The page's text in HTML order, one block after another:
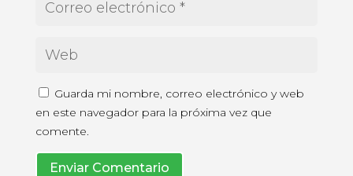
Guarda mi nombre, correo electrónico y web
en este navegador para la próxima vez que
comente.
Enviar Comentario